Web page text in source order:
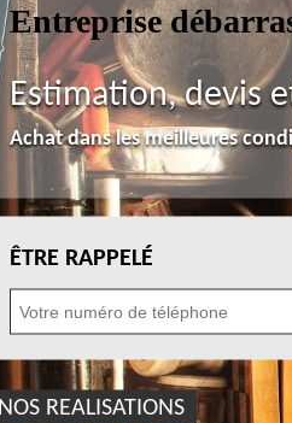
Entreprise
Estimation, devis
Achat dans les meilleures
ÊTRE RAPPELÉ
NOS REALISATIONS